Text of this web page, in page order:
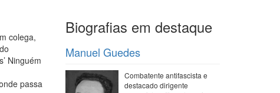
colega,
Ninguém
passa
Biografias em destaque
Manuel Guedes
Combatente antifascista e
destacado dirigente